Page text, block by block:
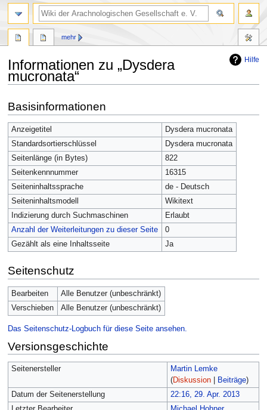
Hilfe
Informationen zu „Dysdera
mucronata“
Navigation
springen
Suche
springen
Basisinformationen
Anzeigetitel
Dysdera mucronata
Standardsortierschlüssel
Dysdera mucronata
Seitenlänge (in Bytes)
822
Seitenkennnummer
16315
Seiteninhaltssprache
de - Deutsch
Seiteninhaltsmodell
Wikitext
Indizierung durch Suchmaschinen
Erlaubt
Anzahl der Weiterleitungen zu dieser Seite
0
Gezählt als eine Inhaltsseite
Ja
Seitenschutz
Bearbeiten
Alle Benutzer (unbeschränkt)
Verschieben
Alle Benutzer (unbeschränkt)
Das Seitenschutz-Logbuch für diese Seite ansehen.
Versionsgeschichte
Seitenersteller
Martin Lemke
(Diskussion| Beiträge)
Datum der Seitenerstellung
22:16, 29. Apr. 2013
mehr